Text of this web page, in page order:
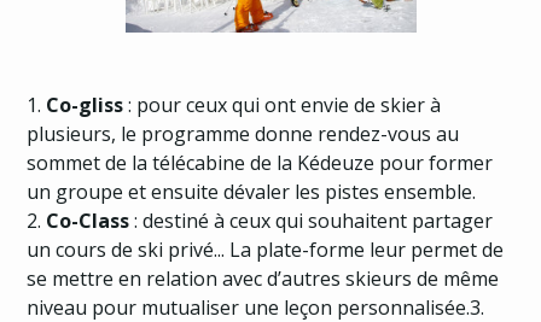
1. Co-gliss: pour ceux qui ont envie de skier à
plusieurs, le programme donne rendez-vous au
sommet de la télécabine de la Kédeuze pour former
un groupe et ensuite dévaler les pistes ensemble.
2. Co-Class: destiné à ceux qui souhaitent partager
un cours de ski privé... La plate-forme leur permet de
se mettre en relation avec d’autres skieurs de même
niveau pour mutualiser une leçon personnalisée.3.